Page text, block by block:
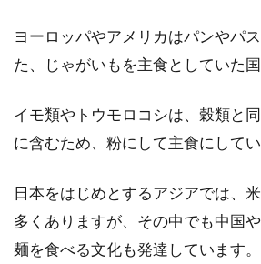
的なラーメンがたく
メ...
白砂糖の身体へ
疲れた時に甘いもの
多いのではないでし
ヨーロッパやアメリカはパンやパ
た、じゃがいもを主食としていた国
イモ類やトウモロコシは、穀類と
に含むため、粉にして主食にしてい
日本をはじめとするアジアでは、
多くありますが、その中でも中国
麺を食べる文化も発達しています。